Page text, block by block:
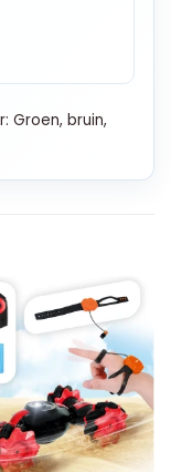
Groen, bruin,